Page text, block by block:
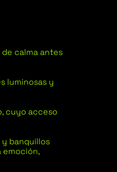
calma antes
luminosas y
cuyo acceso
y banquillos
emoción,